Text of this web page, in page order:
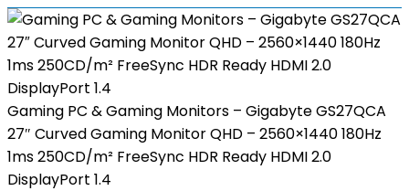
Gaming PC & Gaming Monitors – Gigabyte GS27QCA
27″ Curved Gaming Monitor QHD – 2560×1440 180Hz
1ms 250CD/m² FreeSync HDR Ready HDMI 2.0
DisplayPort 1.4